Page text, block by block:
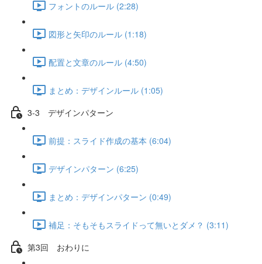
フォントのルール (2:28)
図形と矢印のルール (1:18)
配置と文章のルール (4:50)
まとめ：デザインルール (1:05)
3-3 デザインパターン
前提：スライド作成の基本 (6:04)
デザインパターン (6:25)
まとめ：デザインパターン (0:49)
補足：そもそもスライドって無いとダメ？ (3:11)
第3回 おわりに